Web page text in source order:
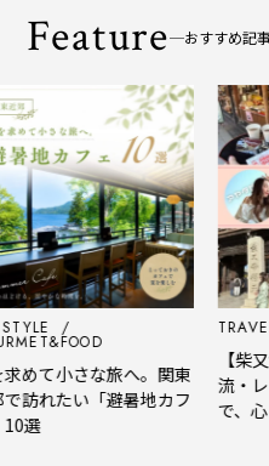
Feature おすすめ記事
めて小さな旅へ。関東
訪れたい「避暑地カフ
選
【柴
流・
で、